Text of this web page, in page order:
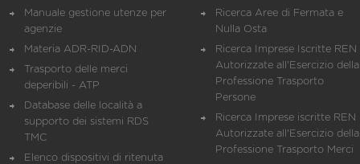
Manuale gestione utenze per
agenzie
Materia ADR-RID-ADN
Trasporto delle merci
deperibili - ATP
Database delle località a
supporto dei sistemi RDS
TMC
Elenco dispositivi di ritenuta
Ricerca Aree di Fermata e
Nulla Osta
Ricerca Imprese Iscritte REN
Autorizzate all'Esercizio della
Professione Trasporto
Persone
Ricerca Imprese iscritte REN
Autorizzate all'Esercizio della
Professione Trasporto Merci